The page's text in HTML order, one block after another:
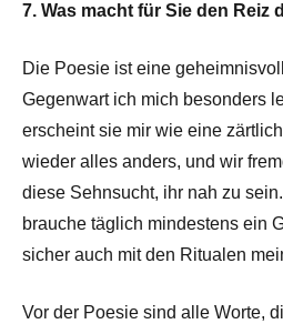
7. Was macht für Sie den Reiz
Die Poesie ist eine
Gegenwart ich mich besonders
erscheint sie mir wie eine
wieder alles anders, und wir
diese Sehnsucht, ihr nah zu
brauche täglich mindestens ein
sicher auch mit den Ritualen
Vor der Poesie sind alle Worte,